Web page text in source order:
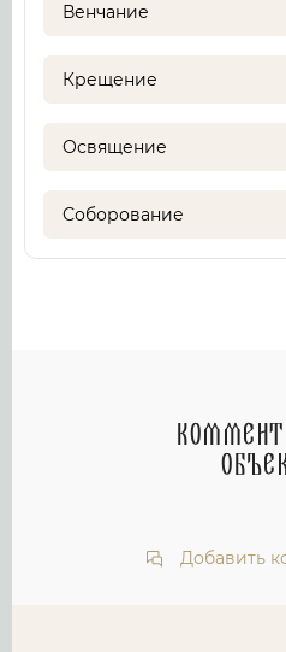
Венчание
Крещение
Освящение
Соборование
Добавить